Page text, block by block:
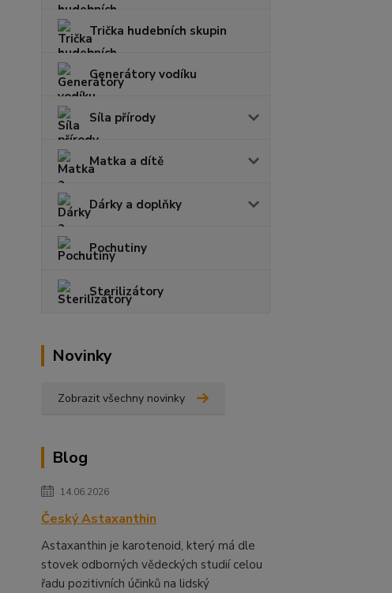
Trička hudebních skupin
Generátory vodíku
Síla přírody
Matka a dítě
Dárky a doplňky
Pochutiny
Sterilizátory
Novinky
Zobrazit všechny novinky
Blog
14.06.2026
Český Astaxanthin
Astaxanthin je karotenoid, který má dle
stovek odborných vědeckých studií celou
řadu pozitivních účinků na lidský